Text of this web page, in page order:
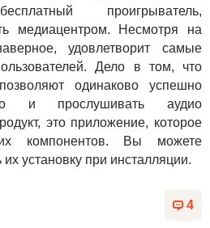
бесплатный проигрыватель,
медиацентром. Несмотря на
удовлетворит самые
Дело в том, что
одинаково успешно
и прослушивать аудио
это приложение, которое
компонентов. Вы можете
установку при инсталляции.
4